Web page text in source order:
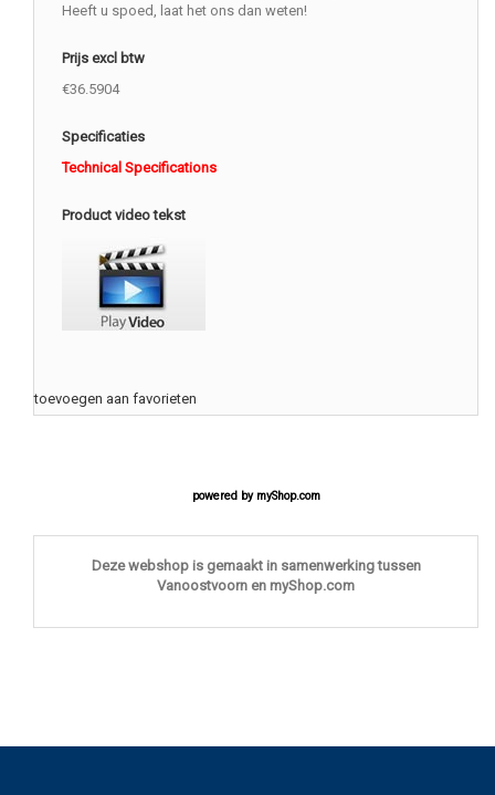
Heeft u spoed, laat het ons dan weten!
Prijs excl btw
€36.5904
Specificaties
Technical Specifications
Product video tekst
toevoegen aan favorieten
powered by myShop.com
Deze webshop is gemaakt in samenwerking tussen
Vanoostvoorn en myShop.com